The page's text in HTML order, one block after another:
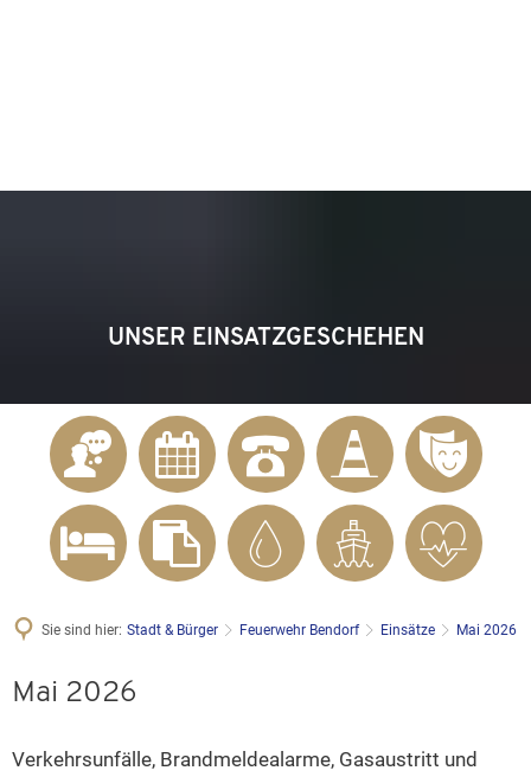
UNSER EINSATZGESCHEHEN
Sie sind hier: Stadt & Bürger Feuerwehr Bendorf Einsätze Mai 2026
Mai 2026
Verkehrsunfälle, Brandmeldealarme, Gasaustritt und